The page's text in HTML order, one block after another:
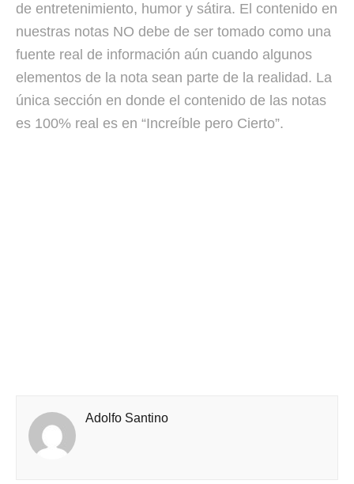
de entretenimiento, humor y sátira. El contenido en
nuestras notas NO debe de ser tomado como una
fuente real de información aún cuando algunos
elementos de la nota sean parte de la realidad. La
única sección en donde el contenido de las notas
es 100% real es en “Increíble pero Cierto”.
Adolfo Santino